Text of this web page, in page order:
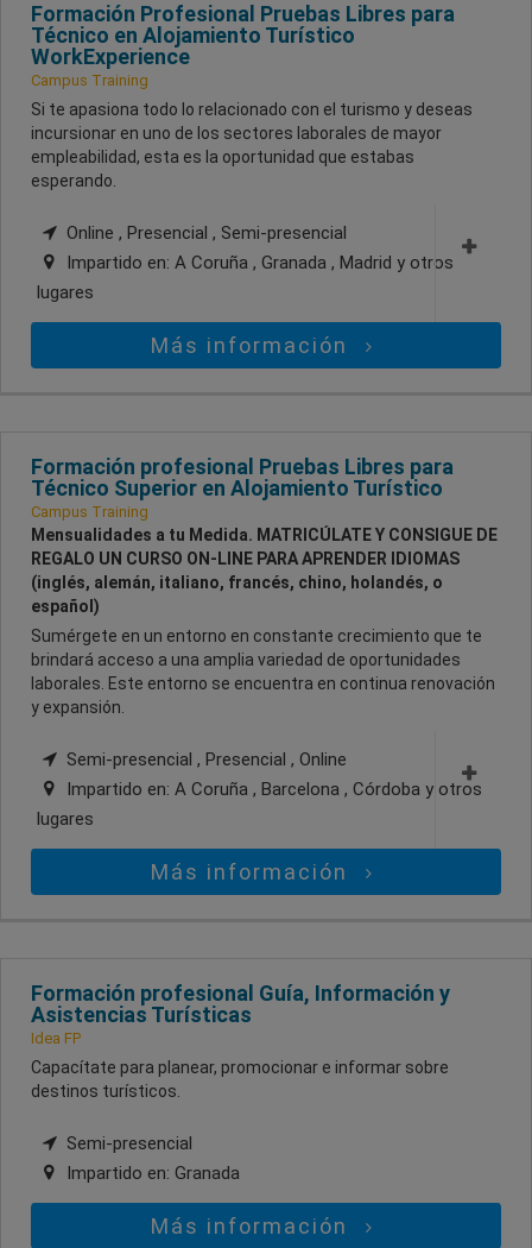
Formación Profesional Pruebas Libres para
Técnico en Alojamiento Turístico
WorkExperience
Campus Training
Si te apasiona todo lo relacionado con el turismo y deseas
incursionar en uno de los sectores laborales de mayor
empleabilidad, esta es la oportunidad que estabas
esperando.
Online , Presencial , Semi-presencial
Impartido en: A Coruña , Granada , Madrid y otros
lugares
Más información
Formación profesional Pruebas Libres para
Técnico Superior en Alojamiento Turístico
Campus Training
Mensualidades a tu Medida. MATRICÚLATE Y CONSIGUE DE
REGALO UN CURSO ON-LINE PARA APRENDER IDIOMAS
(inglés, alemán, italiano, francés, chino, holandés, o
español)
Sumérgete en un entorno en constante crecimiento que te
brindará acceso a una amplia variedad de oportunidades
laborales. Este entorno se encuentra en continua renovación
y expansión.
Semi-presencial , Presencial , Online
Impartido en: A Coruña , Barcelona , Córdoba y otros
lugares
Más información
Formación profesional Guía, Información y
Asistencias Turísticas
Idea FP
Capacítate para planear, promocionar e informar sobre
destinos turísticos.
Semi-presencial
Impartido en: Granada
Más información